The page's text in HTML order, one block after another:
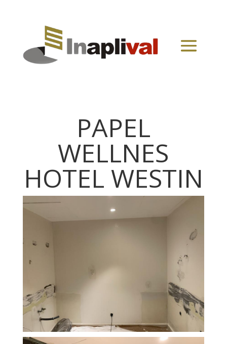
PAPEL
WELLNES
HOTEL WESTIN